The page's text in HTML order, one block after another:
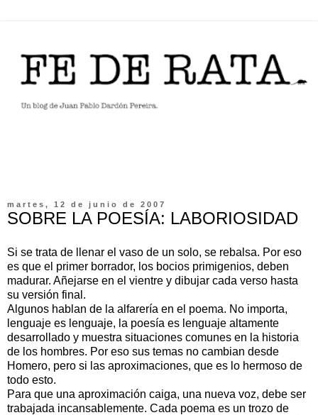
martes, 12 de junio de 2007
SOBRE LA POESÍA: LABORIOSIDAD
Si se trata de llenar el vaso de un solo, se rebalsa. Por eso
es que el primer borrador, los bocios primigenios, deben
madurar. Añejarse en el vientre y dibujar cada verso hasta
su versión final.
Algunos hablan de la alfarería en el poema. No importa,
lenguaje es lenguaje, la poesía es lenguaje altamente
desarrollado y muestra situaciones comunes en la historia
de los hombres. Por eso sus temas no cambian desde
Homero, pero si las aproximaciones, que es lo hermoso de
todo esto.
Para que una aproximación caiga, una nueva voz, debe ser
trabajada incansablemente. Cada poema es un trozo de